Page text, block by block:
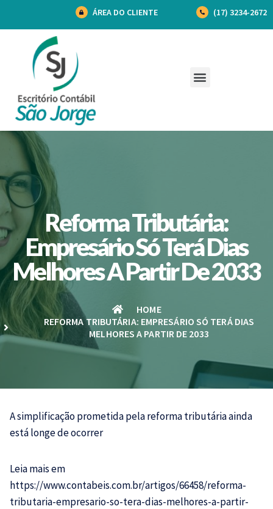
ÁREA DO CLIENTE (17) 3234-2672
Reforma Tributária:
Empresário Só Terá Dias
Melhores A Partir De 2033
HOME
REFORMA TRIBUTÁRIA: EMPRESÁRIO SÓ TERÁ DIAS
MELHORES A PARTIR DE 2033
A simplificação prometida pela reforma tributária ainda
está longe de ocorrer
Leia mais em
https://www.contabeis.com.br/artigos/66458/reforma-
tributaria-empresario-so-tera-dias-melhores-a-partir-